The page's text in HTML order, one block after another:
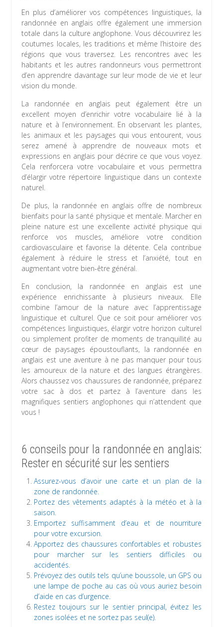
En plus d’améliorer vos compétences linguistiques, la
randonnée en anglais offre également une immersion
totale dans la culture anglophone. Vous découvrirez les
coutumes locales, les traditions et même l’histoire des
régions que vous traversez. Les rencontres avec les
habitants et les autres randonneurs vous permettront
d’en apprendre davantage sur leur mode de vie et leur
vision du monde.
La randonnée en anglais peut également être un
excellent moyen d’enrichir votre vocabulaire lié à la
nature et à l’environnement. En observant les plantes,
les animaux et les paysages qui vous entourent, vous
serez amené à apprendre de nouveaux mots et
expressions en anglais pour décrire ce que vous voyez.
Cela renforcera votre vocabulaire et vous permettra
d’élargir votre répertoire linguistique dans un contexte
naturel.
De plus, la randonnée en anglais offre de nombreux
bienfaits pour la santé physique et mentale. Marcher en
pleine nature est une excellente activité physique qui
renforce vos muscles, améliore votre condition
cardiovasculaire et favorise la détente. Cela contribue
également à réduire le stress et l’anxiété, tout en
augmentant votre bien-être général.
En conclusion, la randonnée en anglais est une
expérience enrichissante à plusieurs niveaux. Elle
combine l’amour de la nature avec l’apprentissage
linguistique et culturel. Que ce soit pour améliorer vos
compétences linguistiques, élargir votre horizon culturel
ou simplement profiter de moments de tranquillité au
cœur de paysages époustouflants, la randonnée en
anglais est une aventure à ne pas manquer pour tous
les amoureux de la nature et des langues étrangères.
Alors chaussez vos chaussures de randonnée, préparez
votre sac à dos et partez à l’aventure dans les
magnifiques sentiers anglophones qui n’attendent que
vous !
6 conseils pour la randonnée en anglais:
Rester en sécurité sur les sentiers
Assurez-vous d’avoir une carte et un plan de la
zone de randonnée.
Portez des vêtements adaptés à la météo et à la
saison.
Emportez suffisamment d’eau et de nourriture
pour votre excursion.
Apportez des chaussures confortables et robustes
pour marcher sur les sentiers difficiles ou
accidentés.
Prévoyez des outils tels qu’une boussole, un GPS ou
une lampe de poche au cas où vous auriez besoin
d’aide en cas d’urgence.
Restez toujours sur le sentier principal, évitez les
zones isolées et ne sortez pas seul(e).